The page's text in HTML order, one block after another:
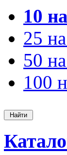
10
25
50
100